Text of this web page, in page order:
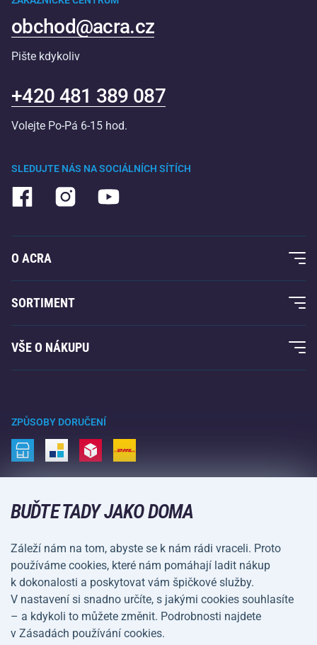
SLEDUJTE NÁS NA SOCIÁLNÍCH SÍTÍCH
obchod@acra.cz
Pište kdykoliv
+420 481 389 087
Volejte Po-Pá 6-15 hod.
O ACRA
O nás
Acra garance
Kontakty
SORTIMENT
Fitness a posilování
Raketové sporty
Volný čas a zábava
Kemping a turistika
Bojové sporty
Kola a koloběžky
Vodní sporty
Sportovní oblečení a doplňky
VŠE O NÁKUPU
Vrácení a reklamace
Doprava a platba
ZPŮSOBY DORUČENÍ
Obchodní podmínky Ochrana osobních údajů
BUĎTE TADY JAKO DOMA
Záleží nám na tom, abyste se k nám rádi vraceli. Proto
používáme cookies, které nám pomáhají ladit nákup
k dokonalosti a poskytovat vám špičkové služby.
V nastavení si snadno určíte, s jakými cookies souhlasíte
– a kdykoli to můžete změnit. Podrobnosti najdete
v Zásadách používání cookies.